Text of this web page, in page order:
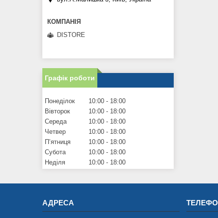
DISTORE
Графік роботи
Понеділок 10:00
18:00
Вівторок
10:00
18:00
Середа
10:00
18:00
Четвер
10:00
18:00
Пʼятниця
10:00
18:00
Субота
10:00
18:00
Неділя
10:00 18:00